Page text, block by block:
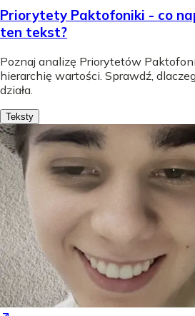
Priorytety Paktofoniki - co
ten tekst?
Poznaj analizę Priorytetów
hierarchię wartości. Sprawdź,
działa.
Teksty